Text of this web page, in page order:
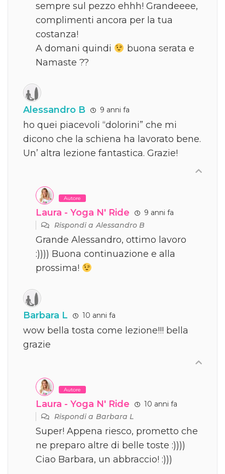
sempre sul pezzo ehhh! Grandeeee,
complimenti ancora per la tua
costanza!
A domani quindi
buona serata e
Namaste ??
Alessandro B 9 anni fa
ho quei piacevoli “dolorini” che mi
dicono che la schiena ha lavorato bene.
Un’ altra lezione fantastica. Grazie!
Autore
Laura - Yoga N' Ride
9 anni fa
Rispondi aAlessandro B
Grande Alessandro, ottimo lavoro
:)))) Buona continuazione e alla
prossima!
Barbara L 10 anni fa
wow bella tosta come lezione!!! bella
grazie
Autore
Laura - Yoga N' Ride
10 anni fa
Rispondi aBarbara L
Super! Appena riesco, prometto che
ne preparo altre di belle toste :))))
Ciao Barbara, un abbraccio! :)))